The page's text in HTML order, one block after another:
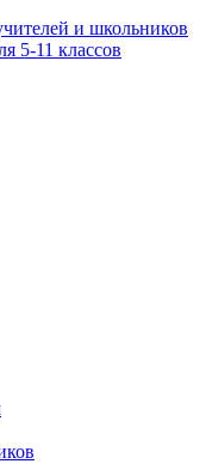
и школьников
5-11 классов